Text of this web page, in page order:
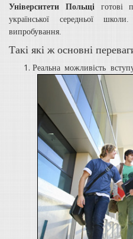
Університети Польщі готові
української середньої
випробування.
Такі які ж основні
Реальна можливість